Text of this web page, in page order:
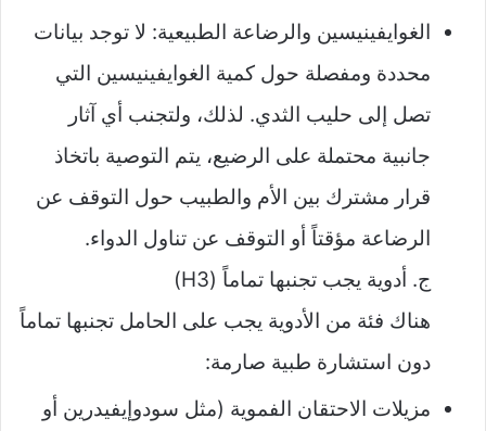
الغوايفينيسين والرضاعة الطبيعية: لا توجد بيانات
محددة ومفصلة حول كمية الغوايفينيسين التي
تصل إلى حليب الثدي. لذلك، ولتجنب أي آثار
جانبية محتملة على الرضيع، يتم التوصية باتخاذ
قرار مشترك بين الأم والطبيب حول التوقف عن
الرضاعة مؤقتاً أو التوقف عن تناول الدواء.
ج. أدوية يجب تجنبها تماماً (H3)
هناك فئة من الأدوية يجب على الحامل تجنبها تماماً
دون استشارة طبية صارمة:
مزيلات الاحتقان الفموية (مثل سودوإيفيدرين أو